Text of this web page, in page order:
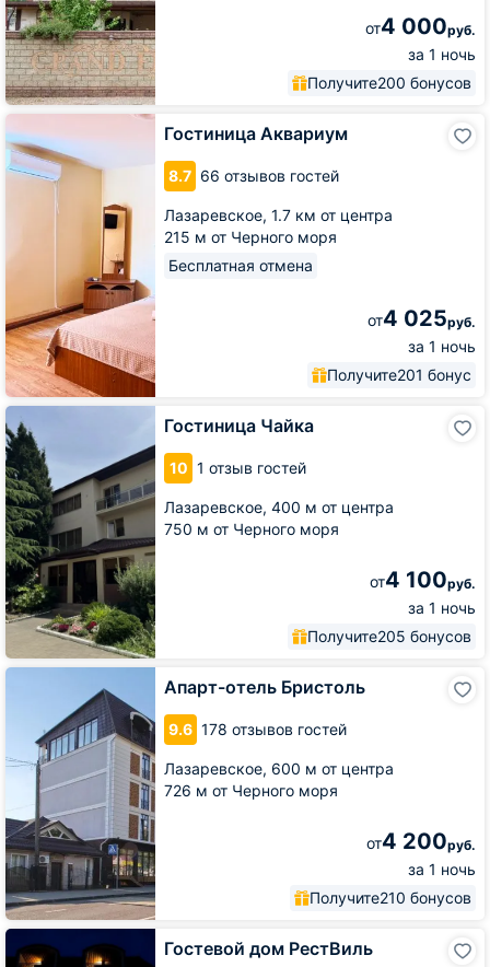
от4 000руб.
за 1 ночь
Получите200 бонусов
Гостиница Аквариум
8.7 66 отзывов гостей
Лазаревское, 1.7 км от центра
215 м от Черного моря
Бесплатная отмена
от4 025руб.
за 1 ночь
Получите201 бонус
Аквариум
Гостиница Чайка
10 1 отзыв гостей
Лазаревское, 400 м от центра
750 м от Черного моря
от4 100руб.
за 1 ночь
Получите205 бонусов
Гостиница
Чайка
Апарт-отель Бристоль
9.6 178 отзывов гостей
Лазаревское, 600 м от центра
726 м от Черного моря
от4 200руб.
за 1 ночь
Получите210 бонусов
Апарт-
Бристоль
Гостевой дом РестВиль
Гостевой
дом